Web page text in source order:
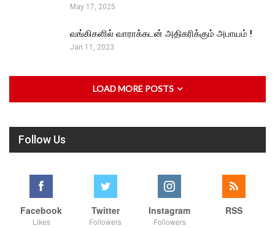
May 17, 2025
வங்கிகளில் வாராக்கடன் அதிகரிக்கும் அபாயம் !
Jan 11, 2023
LOAD MORE POSTS
Follow Us
Facebook
Likes
Twitter
Followers
Instagram
Followers
RSS